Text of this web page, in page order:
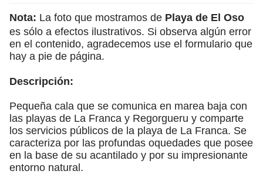
Nota: La foto que mostramos de Playa de El Oso
es sólo a efectos ilustrativos. Si observa algún error
en el contenido, agradecemos use el formulario que
hay a pie de página.
Descripción:
Pequeña cala que se comunica en marea baja con
las playas de La Franca y Regorgueru y comparte
los servicios públicos de la playa de La Franca. Se
caracteriza por las profundas oquedades que posee
en la base de su acantilado y por su impresionante
entorno natural.